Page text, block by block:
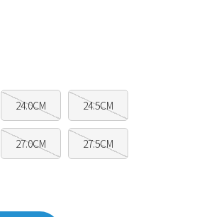
24.0CM 24.5CM
27.0CM 27.5CM